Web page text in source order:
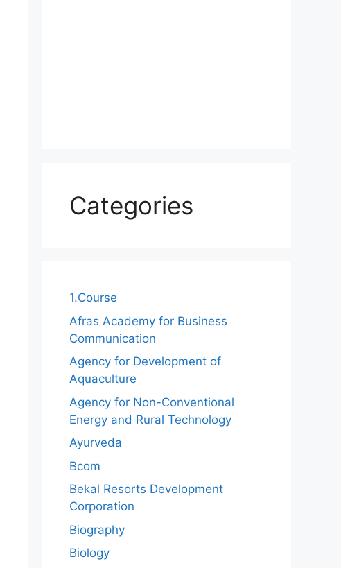
Categories
1.Course
Afras Academy for Business
Communication
Agency for Development of
Aquaculture
Agency for Non-Conventional
Energy and Rural Technology
Ayurveda
Bcom
Bekal Resorts Development
Corporation
Biography
Biology